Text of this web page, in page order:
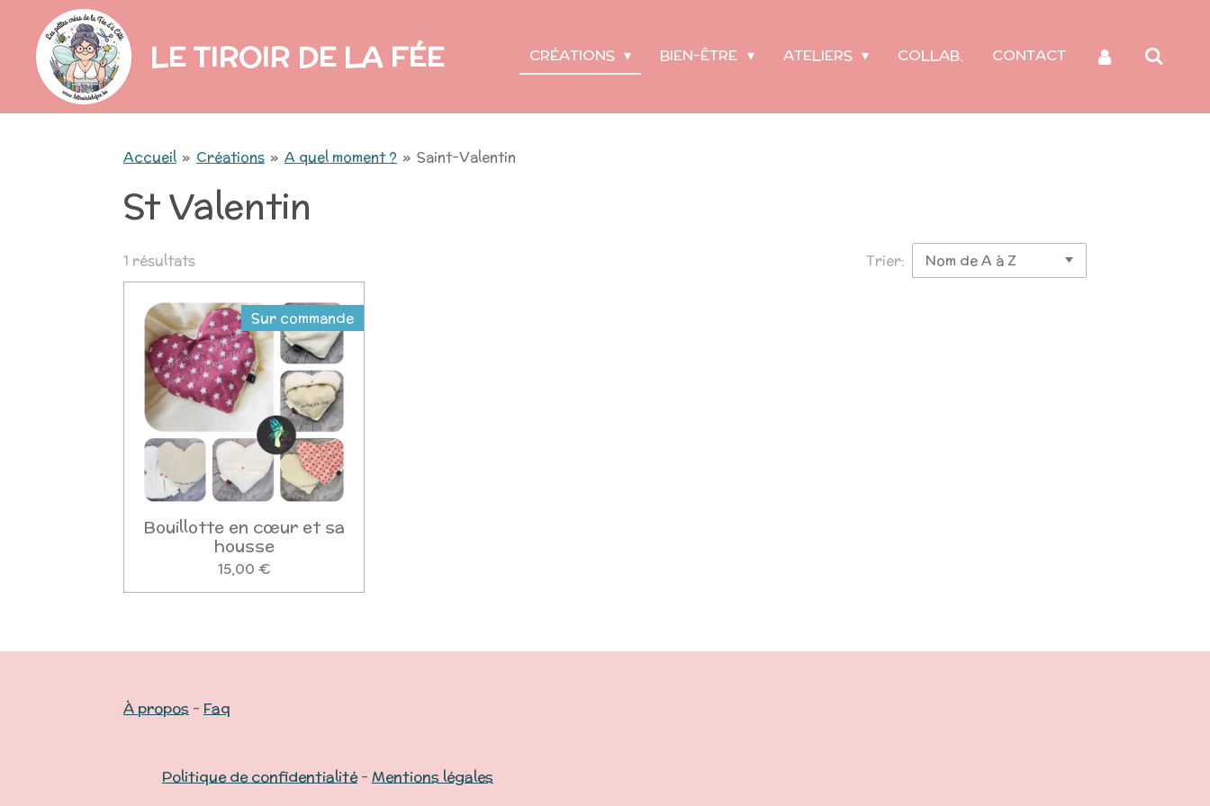
Passer
contenu
principal
LE TIROIR DE LA FÉE CRÉATIONS BIEN-ÊTRE ATELIERS COLLAB. CONTACT
Accueil » Créations » A quel moment ? » Saint-Valentin
St Valentin
1 résultats Trier:
Sur commande
Bouillotte en cœur et sa
housse
15,00 €
À propos - Faq
Politique de confidentialité- Mentions légales